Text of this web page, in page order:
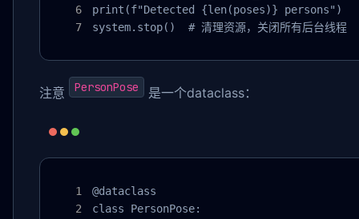
print(f"Detected {len(poses)} persons")
system.stop()  # 清理资源，关闭所有后台线程
注意 PersonPose 是一个dataclass：
@dataclass
class PersonPose: